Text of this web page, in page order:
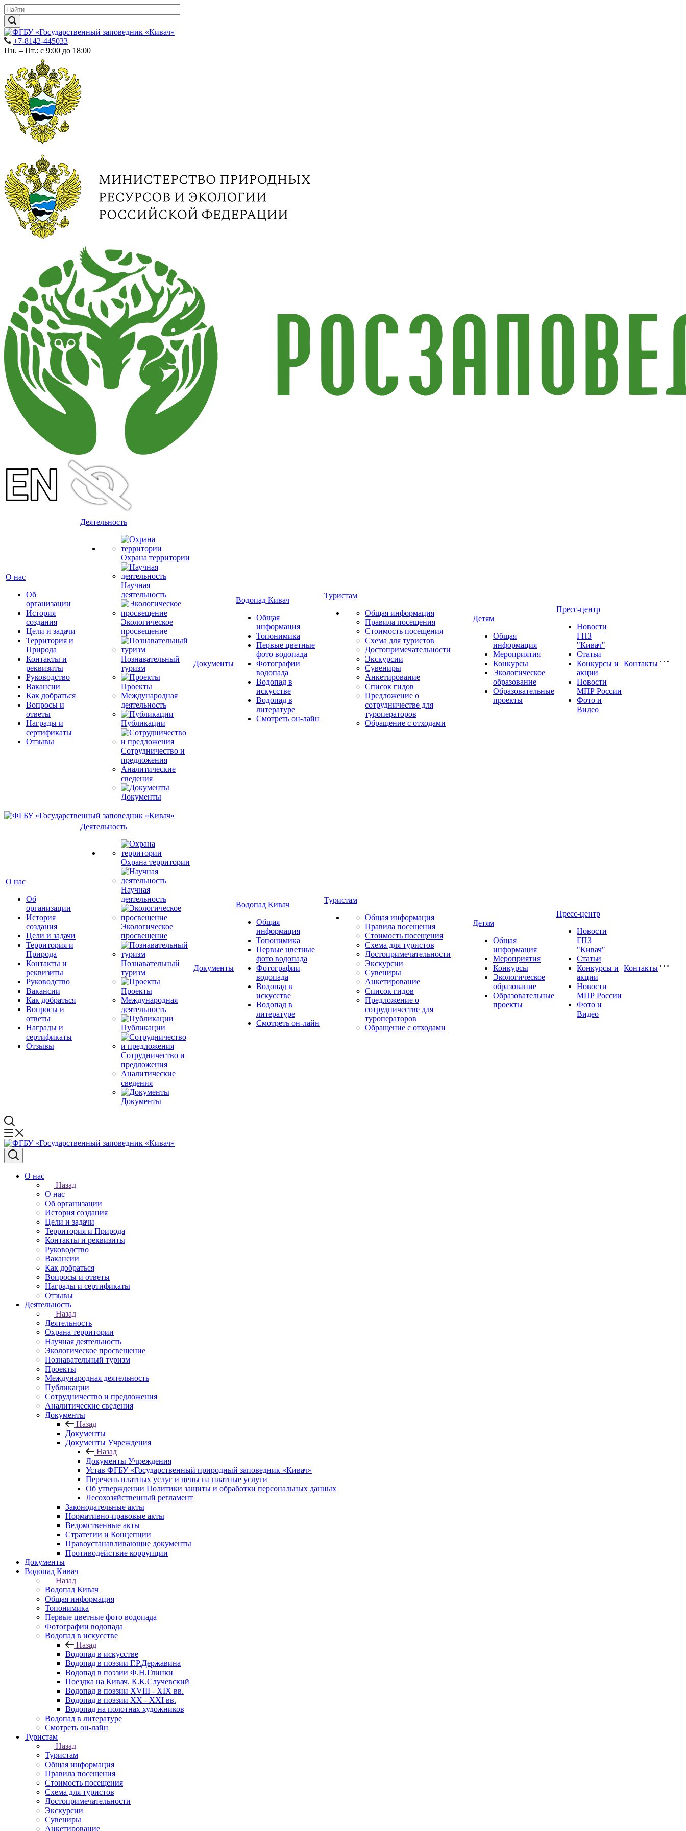
+7-8142-445033
Пн. – Пт.: с 9:00 до 18:00
О нас
Об
организации
История
создания
Цели и задачи
Территория и
Природа
Контакты и
реквизиты
Руководство
Вакансии
Как добраться
Вопросы и
ответы
Награды и
сертификаты
Отзывы
Деятельность
Охрана территории
Научная
деятельность
Экологическое
просвещение
Познавательный
туризм
Проекты
Международная
деятельность
Публикации
Сотрудничество и
предложения
Аналитические
сведения
Документы
Документы
Водопад Кивач
Общая
информация
Топонимика
Первые цветные
фото водопада
Фотографии
водопада
Водопад в
искусстве
Водопад в
литературе
Смотреть он-лайн
Туристам
Общая информация
Правила посещения
Стоимость посещения
Схема для туристов
Достопримечательности
Экскурсии
Сувениры
Анкетирование
Список гидов
Предложение о
сотрудничестве для
туроператоров
Обращение с отходами
Детям
Общая
информация
Мероприятия
Конкурсы
Экологическое
образование
Образовательные
проекты
Пресс-центр
Новости
ГПЗ
"Кивач"
Статьи
Конкурсы и
акции
Новости
МПР России
Фото и
Видео
Контакты
О нас
Об
организации
История
создания
Цели и задачи
Территория и
Природа
Контакты и
реквизиты
Руководство
Вакансии
Как добраться
Вопросы и
ответы
Награды и
сертификаты
Отзывы
Деятельность
Охрана территории
Научная
деятельность
Экологическое
просвещение
Познавательный
туризм
Проекты
Международная
деятельность
Публикации
Сотрудничество и
предложения
Аналитические
сведения
Документы
Документы
Водопад Кивач
Общая
информация
Топонимика
Первые цветные
фото водопада
Фотографии
водопада
Водопад в
искусстве
Водопад в
литературе
Смотреть он-лайн
Туристам
Общая информация
Правила посещения
Стоимость посещения
Схема для туристов
Достопримечательности
Экскурсии
Сувениры
Анкетирование
Список гидов
Предложение о
сотрудничестве для
туроператоров
Обращение с отходами
Детям
Общая
информация
Мероприятия
Конкурсы
Экологическое
образование
Образовательные
проекты
Пресс-центр
Новости
ГПЗ
"Кивач"
Статьи
Конкурсы и
акции
Новости
МПР России
Фото и
Видео
Контакты
О нас
Назад
О нас
Об организации
История создания
Цели и задачи
Территория и Природа
Контакты и реквизиты
Руководство
Вакансии
Как добраться
Вопросы и ответы
Награды и сертификаты
Отзывы
Деятельность
Назад
Деятельность
Охрана территории
Научная деятельность
Экологическое просвещение
Познавательный туризм
Проекты
Международная деятельность
Публикации
Сотрудничество и предложения
Аналитические сведения
Документы
Назад
Документы
Документы Учреждения
Назад
Документы Учреждения
Устав ФГБУ «Государственный природный заповедник «Кивач»
Перечень платных услуг и цены на платные услуги
Об утверждении Политики защиты и обработки персональных данных
Лесохозяйственный регламент
Законодательные акты
Нормативно-правовые акты
Ведомственные акты
Стратегии и Концепции
Правоустанавливающие документы
Противодействие коррупции
Документы
Водопад Кивач
Назад
Водопад Кивач
Общая информация
Топонимика
Первые цветные фото водопада
Фотографии водопада
Водопад в искусстве
Назад
Водопад в искусстве
Водопад в поэзии Г.Р.Державина
Водопад в поэзии Ф.Н.Глинки
Поездка на Кивач. К.К.Случевский
Водопад в поэзии XVIII - XIX вв.
Водопад в поэзии XX - XXI вв.
Водопад на полотнах художников
Водопад в литературе
Смотреть он-лайн
Туристам
Назад
Туристам
Общая информация
Правила посещения
Стоимость посещения
Схема для туристов
Достопримечательности
Экскурсии
Сувениры
Анкетирование